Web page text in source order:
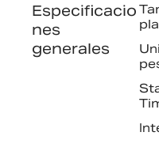
Especificacio
nes
generales